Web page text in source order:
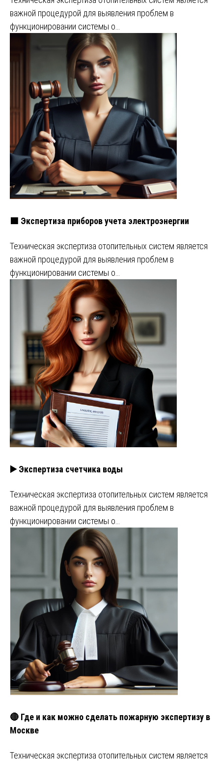
важной процедурой для выявления проблем в
функционировании системы о…
🟩 Экспертиза приборов учета электроэнергии
Техническая экспертиза отопительных систем является
важной процедурой для выявления проблем в
функционировании системы о…
▶️ Экспертиза счетчика воды
Техническая экспертиза отопительных систем является
важной процедурой для выявления проблем в
функционировании системы о…
🔴 Где и как можно сделать пожарную экспертизу в
Москве
Техническая экспертиза отопительных систем является